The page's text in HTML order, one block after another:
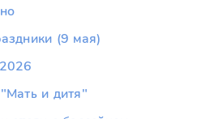
(9 мая)
и дитя"